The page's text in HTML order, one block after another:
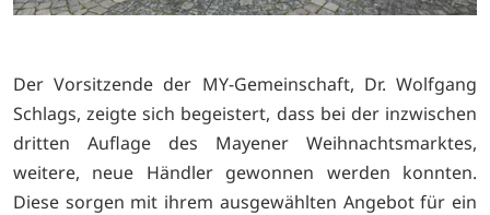
Der Vorsitzende der MY-Gemeinschaft, Dr. Wolfgang
Schlags, zeigte sich begeistert, dass bei der inzwischen
dritten Auflage des Mayener Weihnachtsmarktes,
weitere, neue Händler gewonnen werden konnten.
Diese sorgen mit ihrem ausgewählten Angebot für ein